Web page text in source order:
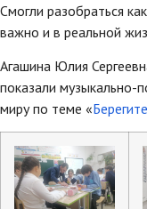
Смогли разобраться
важно и в реальной
Агашина Юлия
показали музыкально-
миру по теме «